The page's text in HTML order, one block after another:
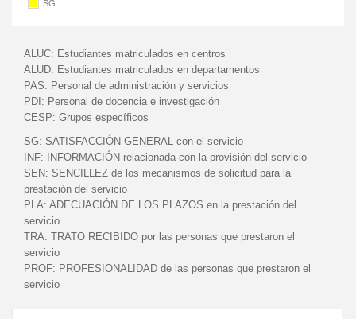
SG
ALUC: Estudiantes matriculados en centros
ALUD: Estudiantes matriculados en departamentos
PAS: Personal de administración y servicios
PDI: Personal de docencia e investigación
CESP: Grupos específicos
SG: SATISFACCIÓN GENERAL con el servicio
INF:
INFORMACIÓN relacionada con la provisión del servicio
SEN: SENCILLEZ de los mecanismos de solicitud para la
prestación del servicio
PLA: ADECUACIÓN DE LOS PLAZOS en la prestación del
servicio
TRA: TRATO RECIBIDO por las personas que prestaron el
servicio
PROF: PROFESIONALIDAD de las personas que prestaron el
servicio